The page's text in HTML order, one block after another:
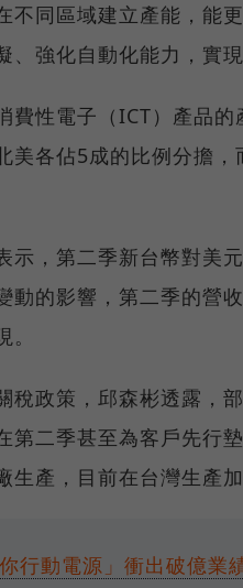
不同區域建立產能，能
、強化自動化能力，實
費性電子（ICT）產品
美各佔5成的比例分擔
示，第二季新台幣對美
動的影響，第二季的營
稅政策，邱森彬透露，
第二季甚至為客戶先行
生產，目前在台灣生產
你行動電源」衝出破億業